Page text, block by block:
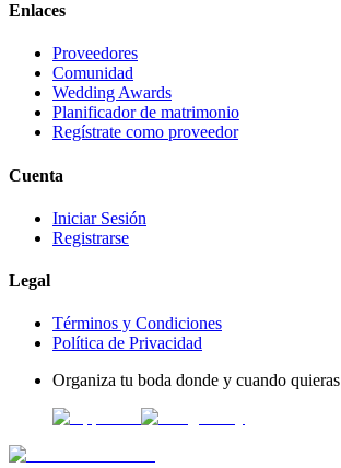
Enlaces
Proveedores
Comunidad
Wedding Awards
Planificador de matrimonio
Regístrate como proveedor
Cuenta
Iniciar Sesión
Registrarse
Legal
Términos y Condiciones
Política de Privacidad
Organiza tu boda donde y cuando quieras